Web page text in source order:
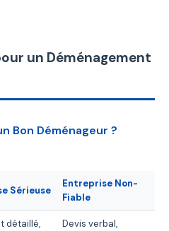
un Déménagement
Bon Déménageur ?
Sérieuse
Entreprise Non-
Fiable
détaillé,
Devis verbal,